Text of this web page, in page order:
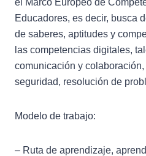
el Marco Europeo de
Educadores, es decir, busca
de saberes, aptitudes y
las competencias digitales,
comunicación y
seguridad, resolución de
Modelo de trabajo:
– Ruta de aprendizaje,